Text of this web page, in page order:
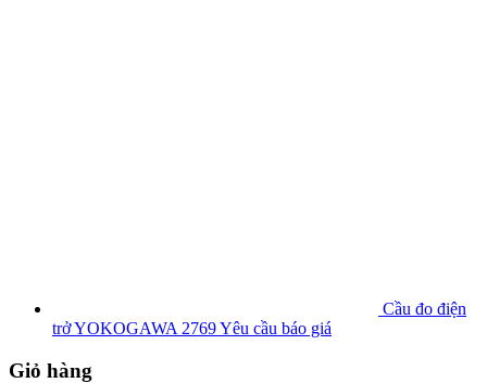
Cầu đo điện
trở YOKOGAWA 2769Yêu cầu báo giá
Giỏ hàng